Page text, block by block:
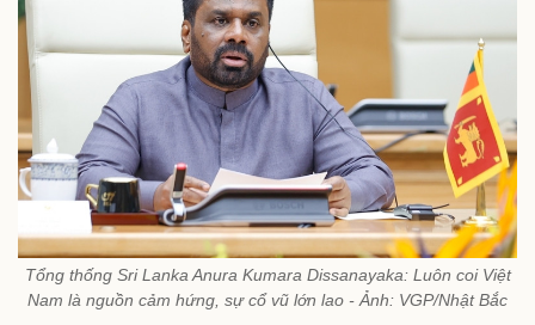
Tổng thống Sri Lanka Anura Kumara Dissanayaka: Luôn coi Việt
Nam là nguồn cảm hứng, sự cổ vũ lớn lao - Ảnh: VGP/Nhật Bắc